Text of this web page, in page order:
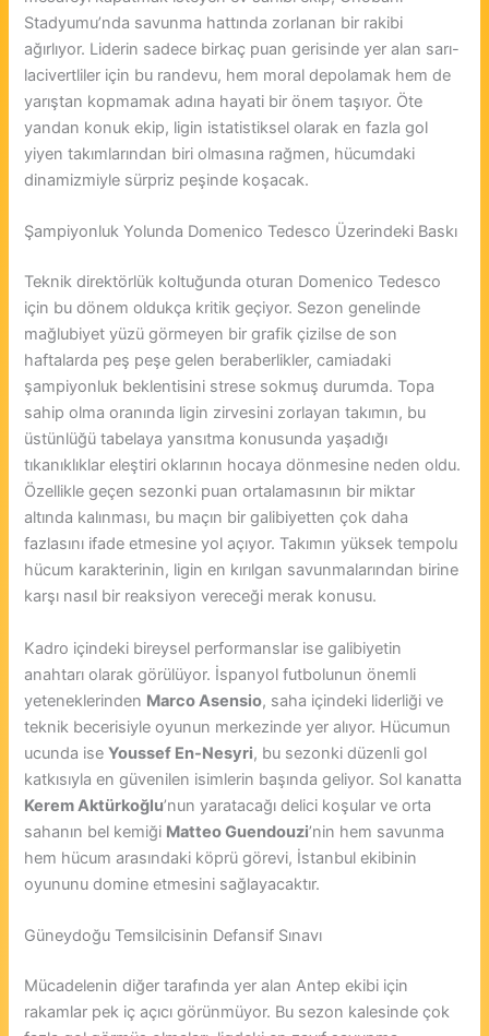
Stadyumu’nda savunma hattında zorlanan bir rakibi
ağırlıyor. Liderin sadece birkaç puan gerisinde yer alan sarı-
lacivertliler için bu randevu, hem moral depolamak hem de
yarıştan kopmamak adına hayati bir önem taşıyor. Öte
yandan konuk ekip, ligin istatistiksel olarak en fazla gol
yiyen takımlarından biri olmasına rağmen, hücumdaki
dinamizmiyle sürpriz peşinde koşacak.
Şampiyonluk Yolunda Domenico Tedesco Üzerindeki Baskı
Teknik direktörlük koltuğunda oturan Domenico Tedesco
için bu dönem oldukça kritik geçiyor. Sezon genelinde
mağlubiyet yüzü görmeyen bir grafik çizilse de son
haftalarda peş peşe gelen beraberlikler, camiadaki
şampiyonluk beklentisini strese sokmuş durumda. Topa
sahip olma oranında ligin zirvesini zorlayan takımın, bu
üstünlüğü tabelaya yansıtma konusunda yaşadığı
tıkanıklıklar eleştiri oklarının hocaya dönmesine neden oldu.
Özellikle geçen sezonki puan ortalamasının bir miktar
altında kalınması, bu maçın bir galibiyetten çok daha
fazlasını ifade etmesine yol açıyor. Takımın yüksek tempolu
hücum karakterinin, ligin en kırılgan savunmalarından birine
karşı nasıl bir reaksiyon vereceği merak konusu.
Kadro içindeki bireysel performanslar ise galibiyetin
anahtarı olarak görülüyor. İspanyol futbolunun önemli
yeteneklerinden Marco Asensio, saha içindeki liderliği ve
teknik becerisiyle oyunun merkezinde yer alıyor. Hücumun
ucunda iseYoussef En-Nesyri, bu sezonki düzenli gol
katkısıyla en güvenilen isimlerin başında geliyor. Sol kanatta
Kerem Aktürkoğlu’nun yaratacağı delici koşular ve orta
sahanın bel kemiği Matteo Guendouzi’nin hem savunma
hem hücum arasındaki köprü görevi, İstanbul ekibinin
oyununu domine etmesini sağlayacaktır.
Güneydoğu Temsilcisinin Defansif Sınavı
Mücadelenin diğer tarafında yer alan Antep ekibi için
rakamlar pek iç açıcı görünmüyor. Bu sezon kalesinde çok